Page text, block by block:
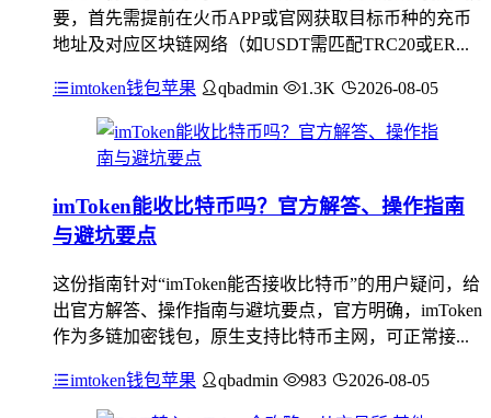
要，首先需提前在火币APP或官网获取目标币种的充币
地址及对应区块链网络（如USDT需匹配TRC20或ER...
imtoken钱包苹果 qbadmin 1.3K 2026-08-05
imToken能收比特币吗？官方解答、操作指南
与避坑要点
这份指南针对“imToken能否接收比特币”的用户疑问，给
出官方解答、操作指南与避坑要点，官方明确，imToken
作为多链加密钱包，原生支持比特币主网，可正常接...
imtoken钱包苹果 qbadmin 983 2026-08-05